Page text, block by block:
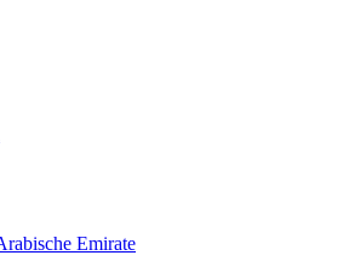
Emirate